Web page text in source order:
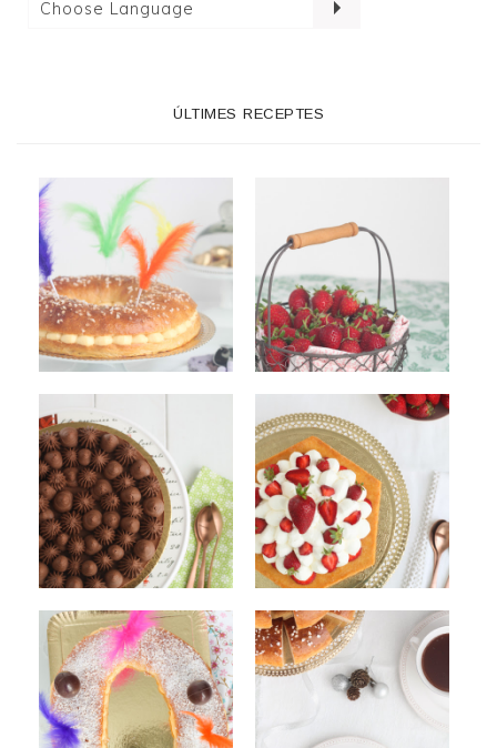
ÚLTIMES RECEPTES